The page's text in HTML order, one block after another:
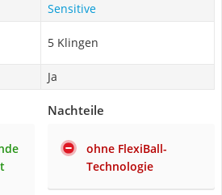
Sensitive
5 Klingen
Ja
Nachteile
ohne FlexiBall-
Technologie